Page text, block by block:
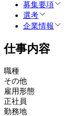
募集要項
選考
企業情報
仕事内容
職種
その他
雇用形態
正社員
勤務地